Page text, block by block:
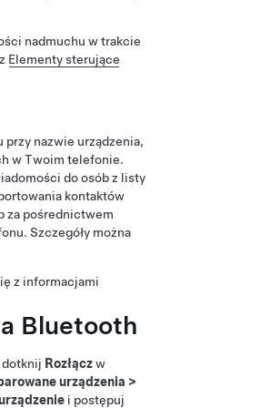
nadmuchu w trakcie
Elementy sterujące
przy nazwie urządzenia,
w Twoim telefonie.
do osób z listy
kontaktów
za pośrednictwem
Szczegóły można
z informacjami
Bluetooth
dotknij Rozłączw
urządzenia >
i postępuj